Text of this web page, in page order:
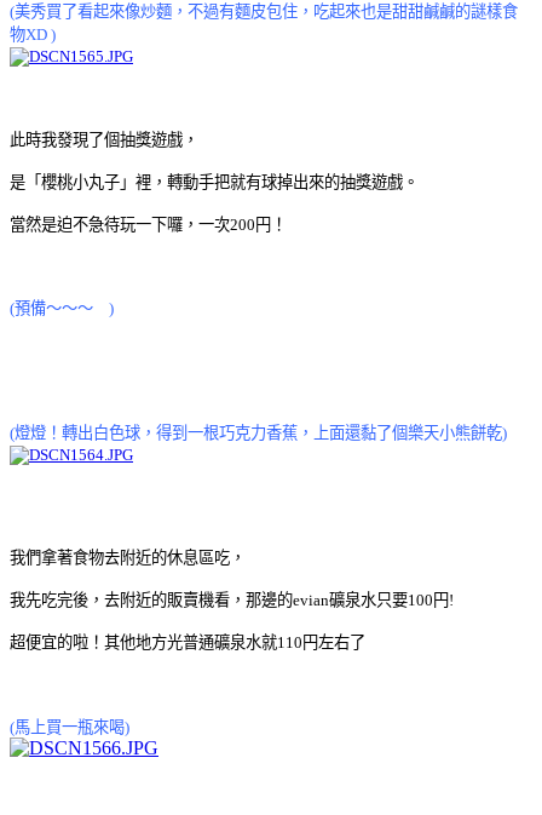
(美秀買了看起來像炒麵，不過有麵皮包住，吃起來也是甜甜鹹鹹的謎樣食
物XD )
此時我發現了個抽獎遊戲，
是「櫻桃小丸子」裡，轉動手把就有球掉出來的抽獎遊戲。
當然是迫不急待玩一下囉，一次200円！
(預備～～～ )
(燈燈！轉出白色球，得到一根巧克力香蕉，上面還黏了個樂天小熊餅乾)
我們拿著食物去附近的休息區吃，
我先吃完後，去附近的販賣機看，那邊的evian礦泉水只要100円!
超便宜的啦！其他地方光普通礦泉水就110円左右了
(馬上買一瓶來喝)